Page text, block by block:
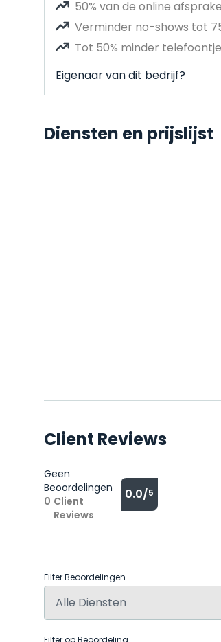
50% van de online
Verminder no-shows tot
Tot 50% minder
Eigenaar van dit bedrijf?
Diensten en prijslijst
Client Reviews
Geen
Beoordelingen
0 Client
Reviews
0.0/5
Filter Beoordelingen
Filter op Beoordeling